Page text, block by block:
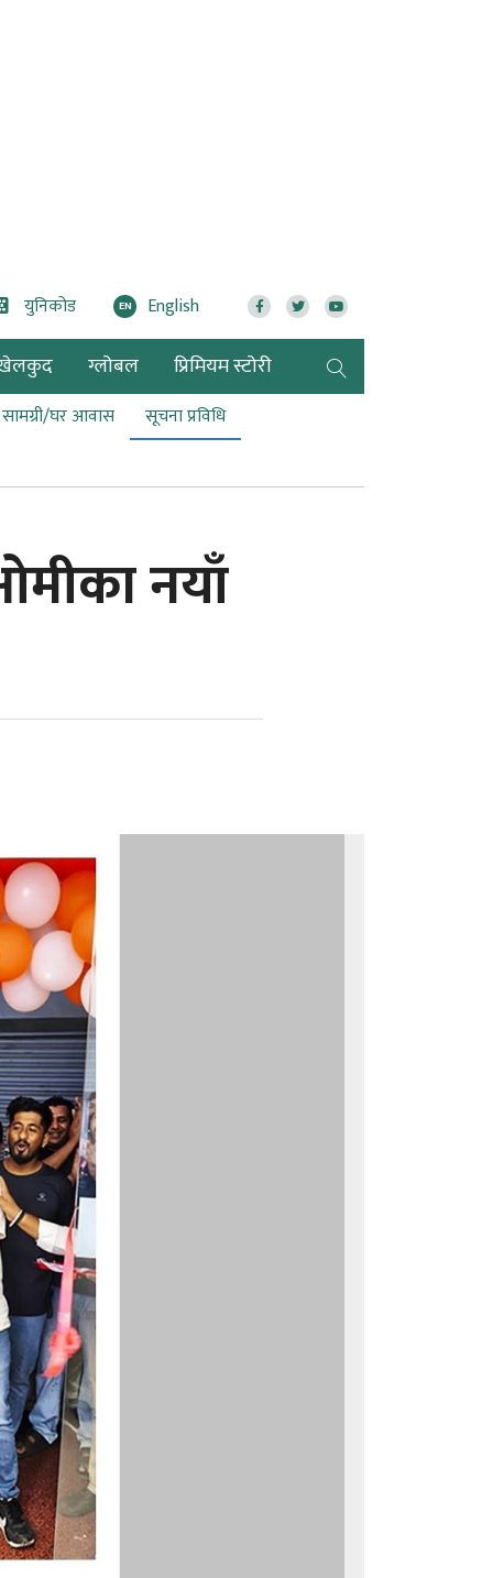
युनिकोड EN English
ग्लोबल प्रिमियम स्टोरी
सामग्री/घर आवास
सूचना प्रविधि
नयाँ